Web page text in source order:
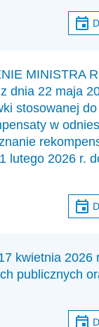
MINISTRA
dnia 22 maja
stosowanej
w
lutego 2026 r.
kwietnia 2026
publicznych